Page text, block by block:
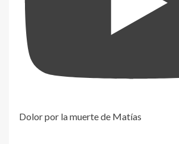
Dolor por la muerte de Matías